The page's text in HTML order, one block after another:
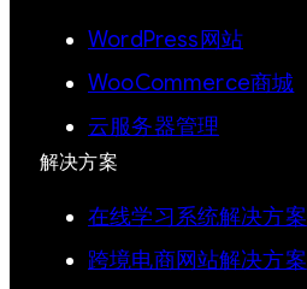
WordPress网站
WooCommerce商城
云服务器管理
解决方案
在线学习系统解决方案
跨境电商网站解决方案